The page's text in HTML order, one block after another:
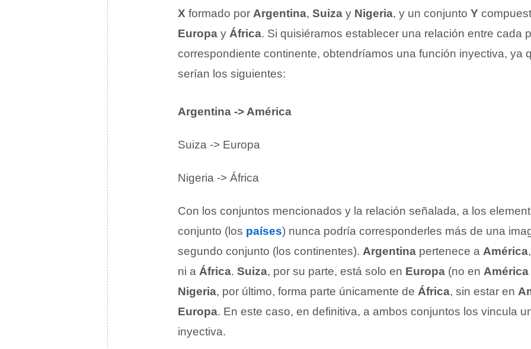
X formado por Argentina, Suiza y Nigeria, y un conjunto Y
Europa y África. Si quisiéramos establecer una relación entre cada
correspondiente continente, obtendríamos una función inyectiva, ya
serían los siguientes:
Argentina -> América
Suiza -> Europa
Nigeria -> África
Con los conjuntos mencionados y la relación señalada, a los
conjunto (los países) nunca podría corresponderles más de una
segundo conjunto (los continentes). Argentina pertenece a América
ni a África. Suiza, por su parte, está solo en Europa (no en América
Nigeria, por último, forma parte únicamente de África, sin estar en
Europa. En este caso, en definitiva, a ambos conjuntos los vincula
inyectiva.